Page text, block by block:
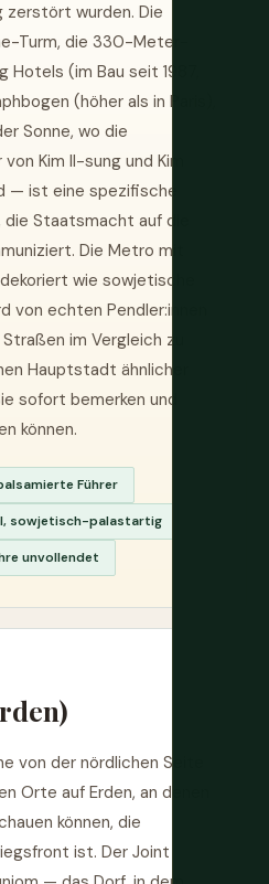
zerstört wurden. Die
Turm, die 330-Meter-
(im Bau seit 1987,
(höher als in Paris),
Sonne, wo die
Kim Il-sung und Kim
— ist eine spezifische
Staatsmacht auf die
Die Metro mit
wie sowjetische
von echten Pendler:innen
im Vergleich zu
Hauptstadt ähnlicher
sofort bemerken und
können.
Führer
sowjetisch-palastartig
unvollendet
von der nördlichen Seite
Orte auf Erden, an denen
können, die
ist. Der Joint